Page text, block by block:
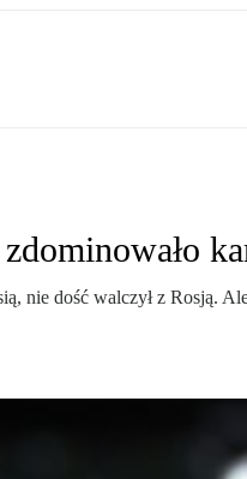
nie dość walczył z Rosją.